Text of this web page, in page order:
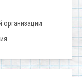
организации